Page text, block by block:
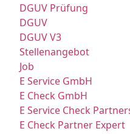
DGUV Prüfung
DGUV
DGUV V3
Stellenangebot
Job
E Service GmbH
E Check GmbH
E Service Check
E Check Partner Expert